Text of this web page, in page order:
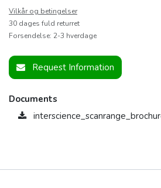
Vilkår og betingelser
30 dages fuld returret
Forsendelse: 2-3 hverdage
Request Information
Documents